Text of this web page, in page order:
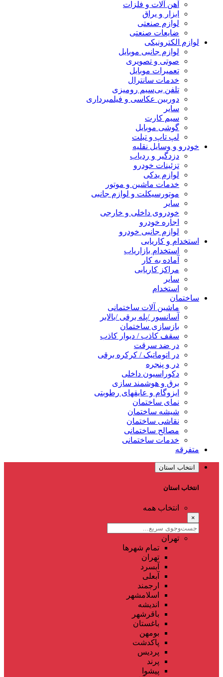
آهن آلات و فلزات
ابزار و یراق
لوازم صنعتی
ضایعات صنعتی
لوازم الکترونیکی
لوازم جانبی موبایل
صوتی و تصویری
تعمیرات موبایل
خدمات سانترال
تلفن بی‌سیم رومیزی
دوربین عکاسی و فیلمبرداری
سایر
سیم کارت
گوشی موبایل
لپ تاپ و تبلت
خودرو و وسایل نقلیه
دزدگیر و ردیاب
تزئینات خودرو
لوازم یدکی
خدمات ماشین و موتور
موتورسیکلت و لوازم جانبی
سایر
خودروی داخلی و خارجی
اجاره خودرو
لوازم جانبی خودرو
استخدام و کاریابی
استخدام بازاریاب
آماده به کار
مراکز کاریابی
سایر
استخدام
ساختمان
ماشین آلات ساختمانی
آسانسور /پله برقی /بالابر
بازسازی ساختمان
سقف کاذب / دیوار کاذب
در ضد سرقت
در اتوماتیک / کرکره برقی
در و پنجره
دکوراسیون داخلی
برق و هوشمند سازی
ایزوگام و عایقهای رطوبتی
نمای ساختمان
شیشه ساختمان
نقاشی ساختمان
مصالح ساختمانی
خدمات ساختمانی
متفرقه
انتخاب استان
انتخاب استان
انتخاب همه
×
تهران
تمام شهر‌ها
تهران
آبسرد
آبعلی
ارجمند
اسلامشهر
اندیشه
باقرشهر
باغستان
بومهن
پاکدشت
پردیس
پرند
پیشوا